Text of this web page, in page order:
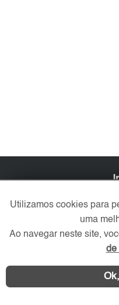
Utilizamos cookies para
uma
Ao navegar neste site,
de